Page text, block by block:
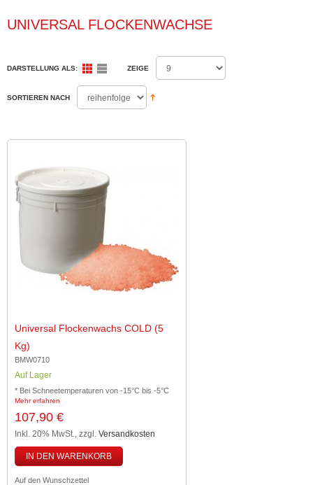
UNIVERSAL FLOCKENWACHSE
DARSTELLUNG ALS: ZEIGE
SORTIEREN NACH
Universal Flockenwachs COLD (5
Kg)
BMW0710
Auf Lager
* Bei Schneetemperaturen von -15°C bis -5°C
Mehr erfahren
107,90 €
Inkl. 20% MwSt., zzgl. Versandkosten
IN DEN WARENKORB
Auf den Wunschzettel